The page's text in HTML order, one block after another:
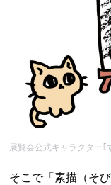
展覧会公式キャラクター｢
そこで「素描（そ